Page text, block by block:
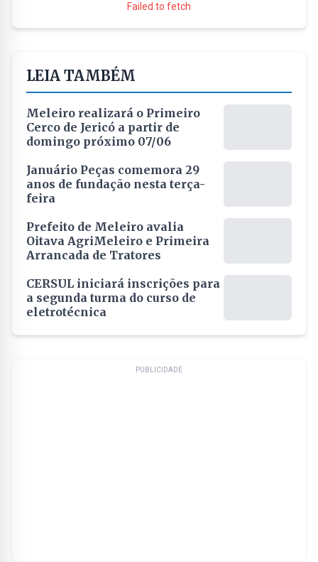
Failed to fetch
LEIA TAMBÉM
Meleiro realizará o Primeiro
Cerco de Jericó a partir de
domingo próximo 07/06
Januário Peças comemora 29
anos de fundação nesta terça-
feira
Prefeito de Meleiro avalia
Oitava AgriMeleiro e Primeira
Arrancada de Tratores
CERSUL iniciará inscrições para
a segunda turma do curso de
eletrotécnica
PUBLICIDADE